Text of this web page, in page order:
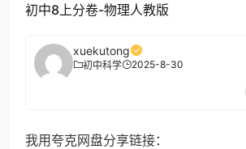
初中8上分卷-物理人教版
xuekutong
初中科学 2025-8-30
我用夸克网盘分享链接：